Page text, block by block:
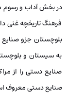
در بخش آداب و رسوم
فرهنگ تاریخچه غنی
بلوچستان جزو
به سیستان و
صنایع دستی را از
صنایع دستی معروف